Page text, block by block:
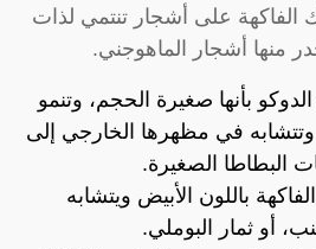
الفاكهة على أشجار تنتمي لذات
منها أشجار الماهوجني.
بأنها صغيرة الحجم، وتنمو
وتتشابه في مظهرها الخارجي إلى
البطاطا الصغيرة.
باللون الأبيض ويتشابه
أو ثمار البوملي.